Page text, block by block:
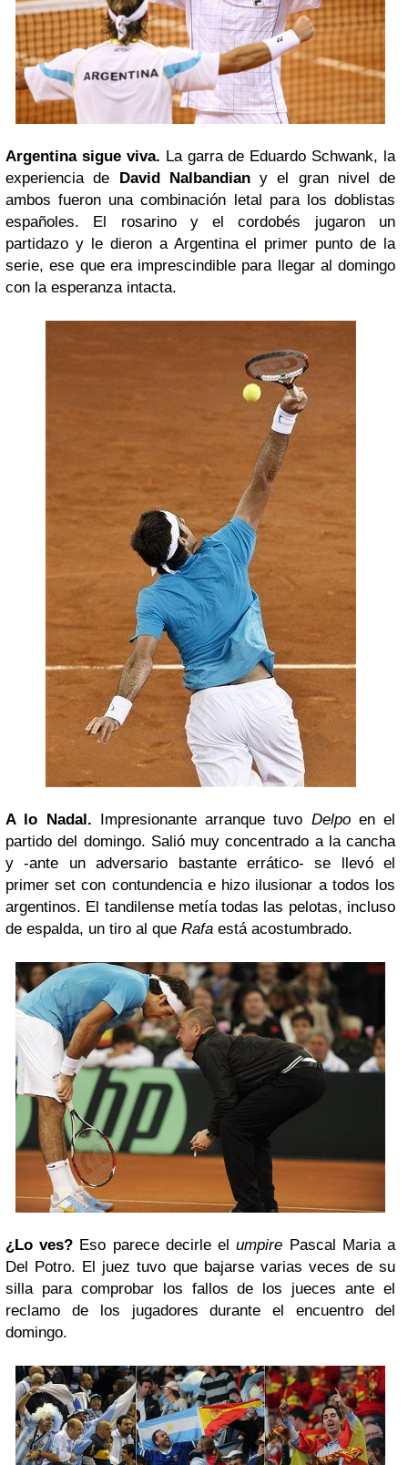
Argentina sigue viva. La garra de Eduardo Schwank, la
experiencia de David Nalbandiany el gran nivel de
ambos fueron una combinación letal para los doblistas
españoles. El rosarino y el cordobés jugaron un
partidazo y le dieron a Argentina el primer punto de la
serie, ese que era imprescindible para llegar al domingo
con la esperanza intacta.
A lo Nadal. Impresionante arranque tuvo Delpoen el
partido del domingo. Salió muy concentrado a la cancha
y -ante un adversario bastante errático- se llevó el
primer set con contundencia e hizo ilusionar a todos los
argentinos. El tandilense metía todas las pelotas, incluso
de espalda, un tiro al que Rafa está acostumbrado.
¿Lo ves? Eso parece decirle elumpire Pascal Maria a
Del Potro. El juez tuvo que bajarse varias veces de su
silla para comprobar los fallos de los jueces ante el
reclamo de los jugadores durante el encuentro del
domingo.